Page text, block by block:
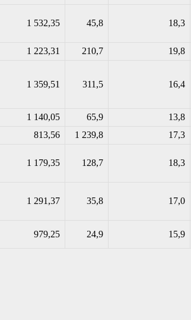
1 532,35 45,8 18,3
1 223,31 210,7 19,8
1 359,51 311,5 16,4
1 140,05 65,9 13,8
813,56 1 239,8 17,3
1 179,35 128,7 18,3
1 291,37 35,8 17,0
979,25 24,9 15,9